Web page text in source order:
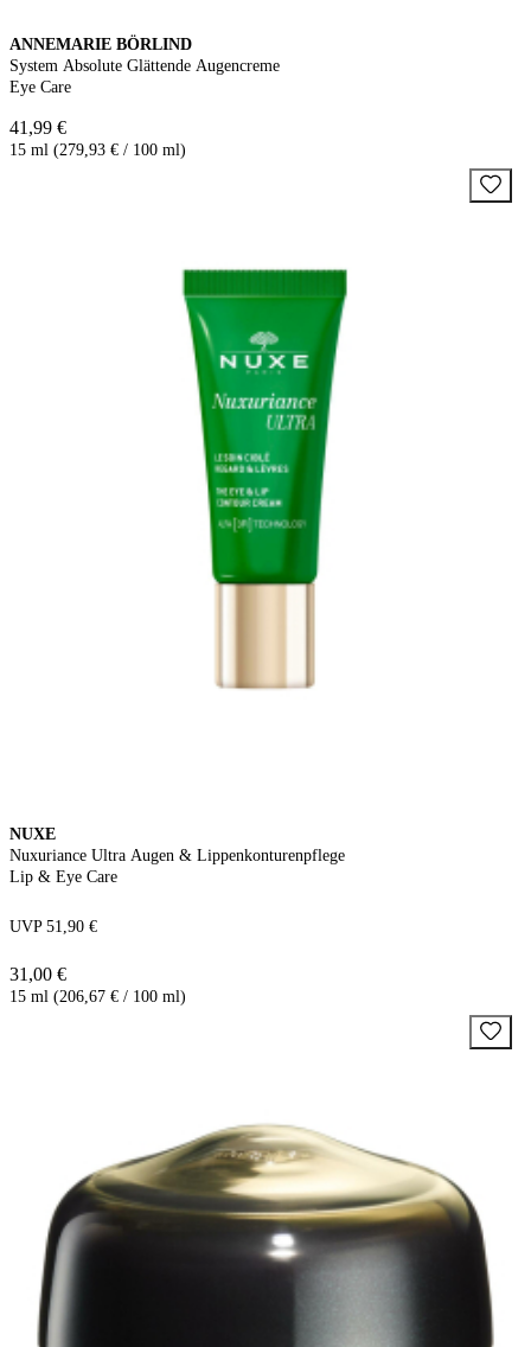
ANNEMARIE BÖRLIND
System Absolute Glättende Augencreme
Eye Care
41,99 €
15 ml (279,93 € / 100 ml)
NUXE
Nuxuriance Ultra Augen & Lippenkonturenpflege
Lip & Eye Care
UVP 51,90 €
31,00 €
15 ml (206,67 € / 100 ml)